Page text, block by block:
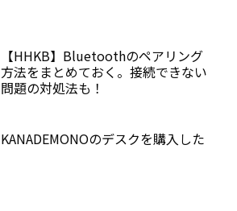
【HHKB】Bluetoothのペアリング
方法をまとめておく。接続できない
問題の対処法も！
KANADEMONOのデスクを購入した